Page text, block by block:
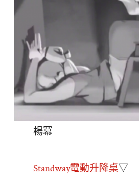
楊冪
Standway電動升降桌▽